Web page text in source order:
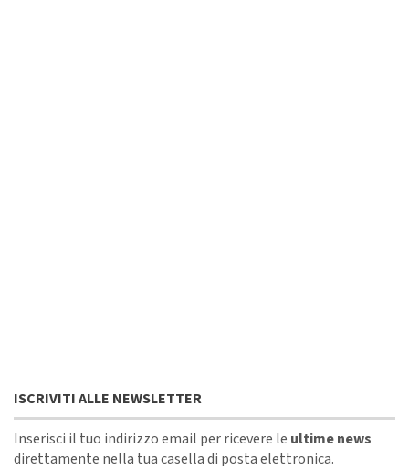
ISCRIVITI ALLE NEWSLETTER
Inserisci il tuo indirizzo email per ricevere le ultime news
direttamente nella tua casella di posta elettronica.